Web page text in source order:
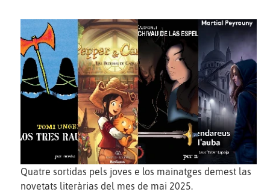
Quatre sortidas pels joves e los mainatges demest las
novetats literàrias del mes de mai 2025.